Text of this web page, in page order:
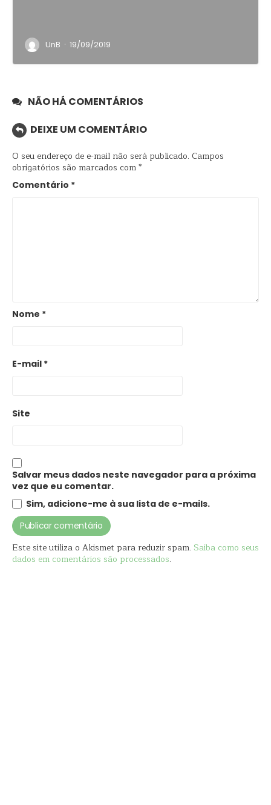
UnB · 19/09/2019
NÃO HÁ COMENTÁRIOS
DEIXE UM COMENTÁRIO
O seu endereço de e-mail não será publicado. Campos
obrigatórios são marcados com*
Comentário *
Nome *
E-mail *
Site
Salvar meus dados neste navegador para a próxima
vez que eu comentar.
Sim, adicione-me à sua lista de e-mails.
Este site utiliza o Akismet para reduzir spam. Saiba como seus
dados em comentários são processados.